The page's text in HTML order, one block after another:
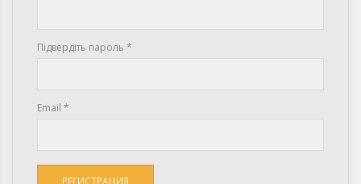
Підвердіть пароль *
Email *